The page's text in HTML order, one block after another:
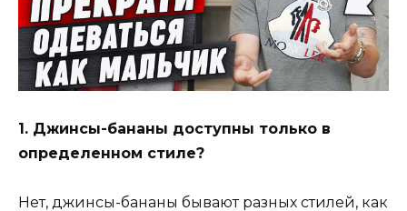
1. Джинсы-бананы доступны только в
определенном стиле?
Нет, джинсы-бананы бывают разных стилей, как